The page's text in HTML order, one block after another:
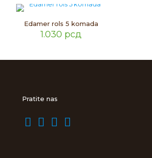
Edamer rols 5 komada
1.030 рсд
Pratite nas